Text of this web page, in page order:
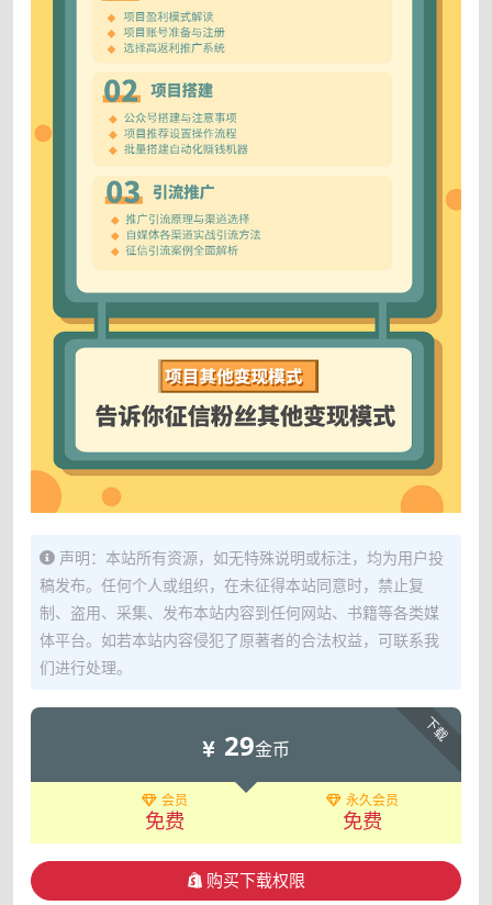
声明：本站所有资源，如无特殊说明或标注，均为用户投
稿发布。任何个人或组织，在未征得本站同意时，禁止复
制、盗用、采集、发布本站内容到任何网站、书籍等各类媒
体平台。如若本站内容侵犯了原著者的合法权益，可联系我
们进行处理。
下载
29金币
会员
免费
永久会员
免费
购买下载权限